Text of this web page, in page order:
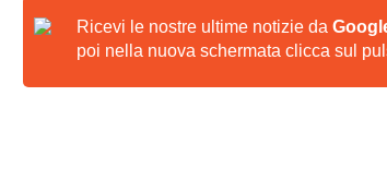
Ricevi le nostre ultime notizie da
poi nella nuova schermata clicca sul